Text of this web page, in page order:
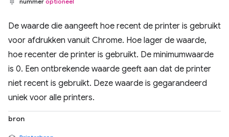
De waarde die aangeeft hoe recent de printer is gebruikt
voor afdrukken vanuit Chrome. Hoe lager de waarde,
hoe recenter de printer is gebruikt. De minimumwaarde
is 0. Een ontbrekende waarde geeft aan dat de printer
niet recent is gebruikt. Deze waarde is gegarandeerd
uniek voor alle printers.
bron